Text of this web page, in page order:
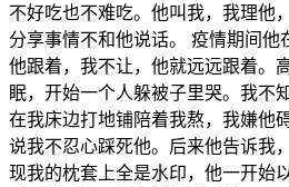
不好吃也不难吃。他叫我，我理他
分享事情不和他说话。 疫情期间他
他跟着，我不让，他就远远跟着。
眠，开始一个人躲被子里哭。我不
在我床边打地铺陪着我熬，我嫌他
说我不忍心踩死他。后来他告诉我
现我的枕套上全是水印，他一开始